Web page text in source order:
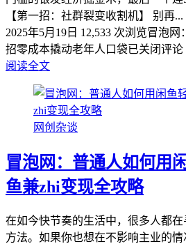
【第一招：社群裂变收割机】 别再...
2025年5月19日 12,533 次浏览冒泡网
招零成本撬动老年人口袋已关闭评论
阅读全文
网创杂谈
冒泡网：普通人如何用
鱼兼zhi变现全攻略
在如今快节奏的生活中，很多人都
方法。如果你也想在不影响主业的